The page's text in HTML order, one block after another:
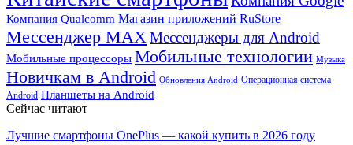
Компания Qualcomm Магазин приложений RuStore
Мессенджер MAXМессенджеры для Android
Мобильные процессоры Мобильные технологии Музыка
Новичкам в Android Обновления Android Операционная система
Android Планшеты на Android
Сейчас читают
Лучшие смартфоны OnePlus — какой купить в 2026 году